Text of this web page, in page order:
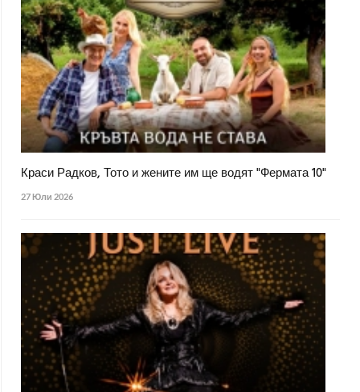
Краси Радков, Тото и жените им ще водят "Фермата 10"
27 Юли 2026